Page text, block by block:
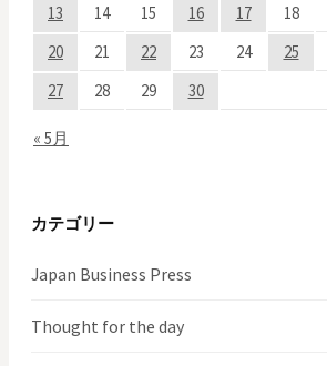
シ
ョ
ン
« 5月
13
14 15 16 17 18
20
21 22 23 24 25
27
28 29 30
カテゴリー
Japan Business Press
Thought for the day